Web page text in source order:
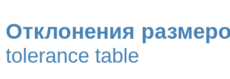
Отклонения
tolerance table